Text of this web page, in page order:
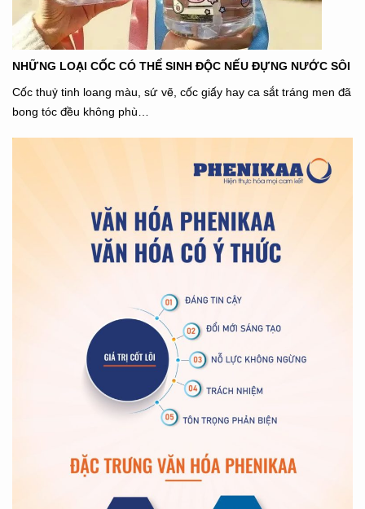
NHỮNG LOẠI CỐC CÓ THỂ SINH ĐỘC NẾU ĐỰNG NƯỚC SÔI
Cốc thuỷ tinh loang màu, sứ vẽ, cốc giấy hay ca sắt tráng men đã
bong tóc đều không phù…